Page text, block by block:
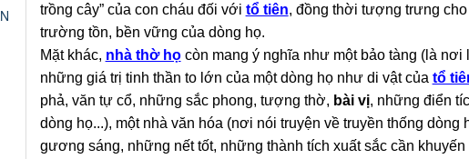
trồng cây” của con cháu đối với tổ tiên, đồng thời tượng trưng cho
trường tồn, bền vững của dòng họ.
Mặt khác, nhà thờ họcòn mang ý nghĩa như một bảo tàng (là nơi
những giá trị tinh thần to lớn của một dòng họ như di vật của tổ
phả, văn tự cổ, những sắc phong, tượng thờ, bài vị, những điển
dòng họ...), một nhà văn hóa (nơi nói truyện về truyền thống dòng
gương sáng, những nết tốt, những thành tích xuất sắc cần khuyến